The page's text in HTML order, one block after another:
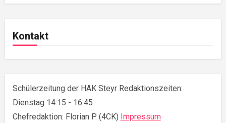
Kontakt
Schülerzeitung der HAK Steyr Redaktionszeiten:
Dienstag 14:15 - 16:45
Chefredaktion: Florian P. (4CK) Impressum